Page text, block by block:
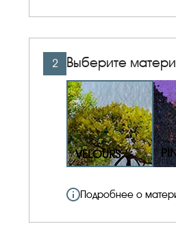
2 Выберите
VELOURS
Подробнее о